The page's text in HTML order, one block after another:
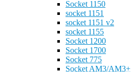
Socket 1150
socket 1151
socket 1151 v2
socket 1155
Socket 1200
Socket 1700
Socket 775
Socket AM3/AM3+